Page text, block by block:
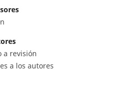
a revisión
a los autores